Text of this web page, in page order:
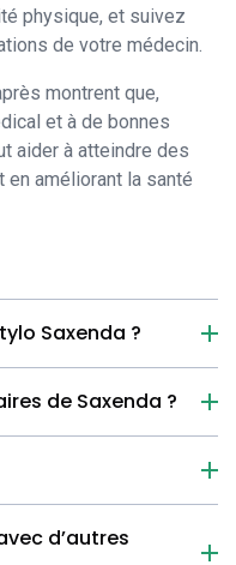
physique, et suivez
de votre médecin.
montrent que,
et à de bonnes
aider à atteindre des
améliorant la santé
Saxenda ?
de Saxenda ?
d’autres